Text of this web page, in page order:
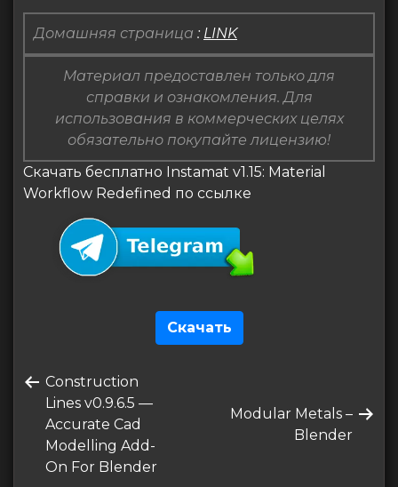
Домашняя страница : LINK
Материал предоставлен только для
справки и ознакомления. Для
использования в коммерческих целях
обязательно покупайте лицензию!
Скачать бесплатно Instamat v1.15: Material
Workflow Redefined по ссылке
Скачать
по
записям
Предыдущая
запись
Construction
Lines v0.9.6.5 —
Accurate Cad
Modelling Add-
On For Blender
Следующая
Modular Metals –
Blender